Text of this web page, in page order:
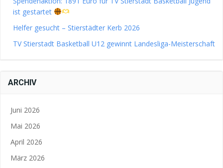
ist gestartet
Helfer gesucht – Stierstädter Kerb 2026
TV Stierstadt Basketball U12 gewinnt Landesliga-Meisterschaft
ARCHIV
Juni 2026
Mai 2026
April 2026
März 2026